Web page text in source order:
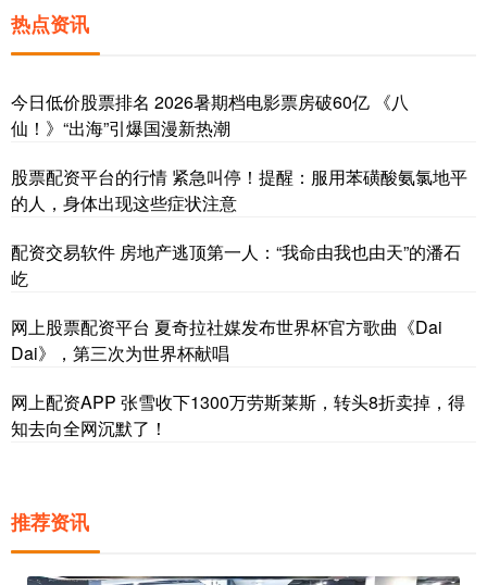
热点资讯
今日低价股票排名 2026暑期档电影票房破60亿 《八
仙！》“出海”引爆国漫新热潮
股票配资平台的行情 紧急叫停！提醒：服用苯磺酸氨氯地平
的人，身体出现这些症状注意
配资交易软件 房地产逃顶第一人：“我命由我也由天”的潘石
屹
网上股票配资平台 夏奇拉社媒发布世界杯官方歌曲《Dai
Dai》，第三次为世界杯献唱
网上配资APP 张雪收下1300万劳斯莱斯，转头8折卖掉，得
知去向全网沉默了！
推荐资讯